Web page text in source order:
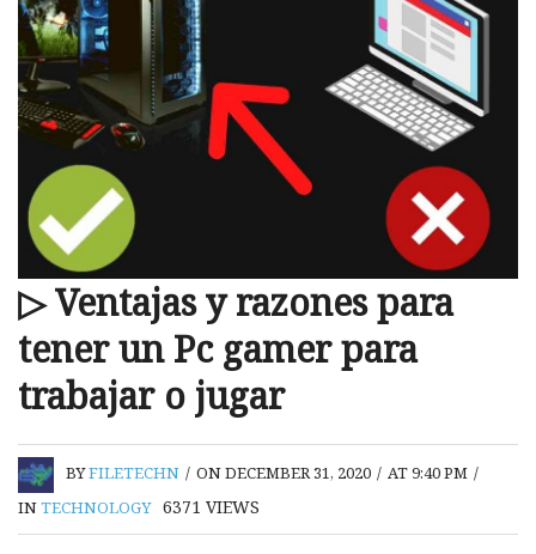
▷ Ventajas y razones para
tener un Pc gamer para
trabajar o jugar
BYFILETECHN / ON DECEMBER 31, 2020 / AT 9:40 PM /
INTECHNOLOGY 6371 VIEWS